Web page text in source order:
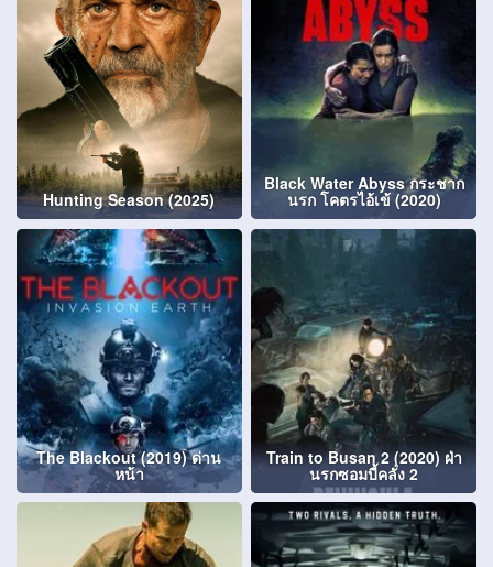
Hunting Season (2025)
Black Water Abyss กระชาก
นรก โคตรไอ้เข้ (2020)
The Blackout (2019) ด่าน
หน้า
Train to Busan 2 (2020) ฝ่า
นรกซอมบี้คลั่ง 2